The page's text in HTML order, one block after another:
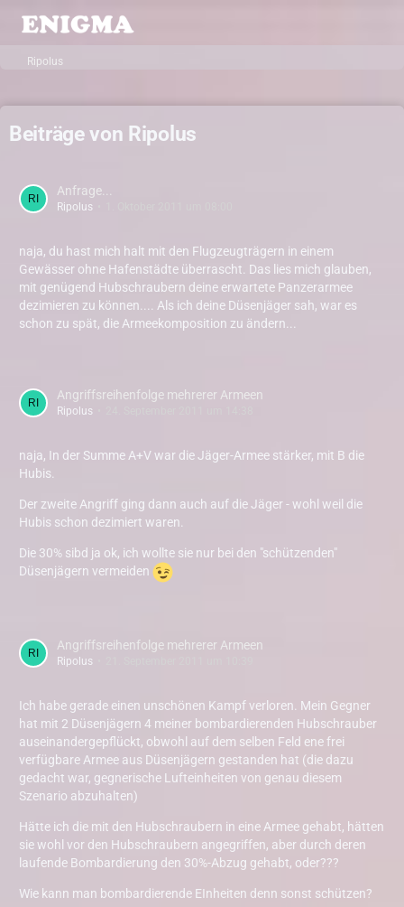
Ripolus
Beiträge von Ripolus
Anfrage...
Ripolus
naja, du hast mich halt mit den Flugzeugträgern in einem
Gewässer ohne Hafenstädte überrascht. Das lies mich glauben,
mit genügend Hubschraubern deine erwartete Panzerarmee
dezimieren zu können.... Als ich deine Düsenjäger sah, war es
schon zu spät, die Armeekomposition zu ändern...
Angriffsreihenfolge mehrerer Armeen
Ripolus
naja, In der Summe A+V war die Jäger-Armee stärker, mit B die
Hubis.
Der zweite Angriff ging dann auch auf die Jäger - wohl weil die
Hubis schon dezimiert waren.
Die 30% sibd ja ok, ich wollte sie nur bei den "schützenden"
Düsenjägern vermeiden
Angriffsreihenfolge mehrerer Armeen
Ripolus
Ich habe gerade einen unschönen Kampf verloren. Mein Gegner
hat mit 2 Düsenjägern 4 meiner bombardierenden Hubschrauber
auseinandergepflückt, obwohl auf dem selben Feld ene frei
verfügbare Armee aus Düsenjägern gestanden hat (die dazu
gedacht war, gegnerische Lufteinheiten von genau diesem
Szenario abzuhalten)
Hätte ich die mit den Hubschraubern in eine Armee gehabt, hätten
sie wohl vor den Hubschraubern angegriffen, aber durch deren
laufende Bombardierung den 30%-Abzug gehabt, oder???
Wie kann man bombardierende EInheiten denn sonst schützen?